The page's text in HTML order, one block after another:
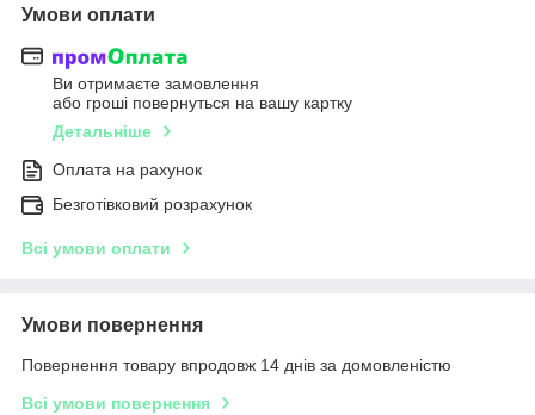
Умови оплати
Ви отримаєте замовлення
або гроші повернуться на вашу картку
Детальніше
Оплата на рахунок
Безготівковий розрахунок
Всі умови оплати
Умови повернення
Повернення товару впродовж 14 днів за домовленістю
Всі умови повернення